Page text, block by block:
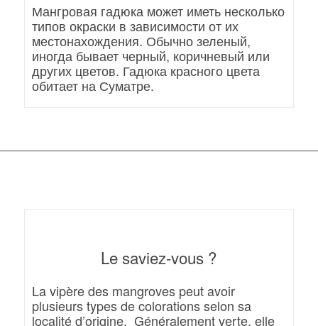
Мангровая гадюка может иметь несколько
типов окраски в зависимости от их
местонахождения. Обычно зеленый,
иногда бывает черный, коричневый или
других цветов. Гадюка красного цвета
обитает на Суматре.
Le saviez-vous ?
La vipère des mangroves peut avoir
plusieurs types de colorations selon sa
localité d’origine. Généralement verte, elle